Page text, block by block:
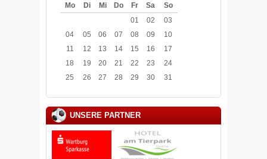
Mo Di Mi Do Fr Sa
So
01
02
03
04
05 06 07 08 09
10
11
12 13 14 15 16
17
18
19 20 21 22 23
24
25
26 27 28 29 30 31
UNSERE PARTNER